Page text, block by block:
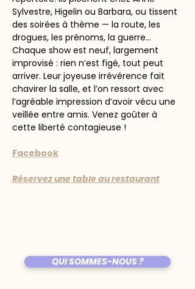
Sylvestre, Higelin ou Barbara, ou tissent
des soirées à thème — la route, les
drogues, les prénoms, la guerre…
Chaque show est neuf, largement
improvisé : rien n’est figé, tout peut
arriver. Leur joyeuse irrévérence fait
chavirer la salle, et l’on ressort avec
l’agréable impression d’avoir vécu une
veillée entre amis. Venez goûter à
cette liberté contagieuse !
Facebook
Réservez une table au restaurant
QUI SOMMES-NOUS ?